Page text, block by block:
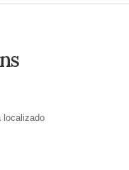
localizado